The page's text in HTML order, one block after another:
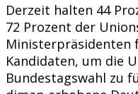
Derzeit halten 44
72 Prozent der
Ministerpräsidenten
Kandidaten, um die
Bundestagswahl zu